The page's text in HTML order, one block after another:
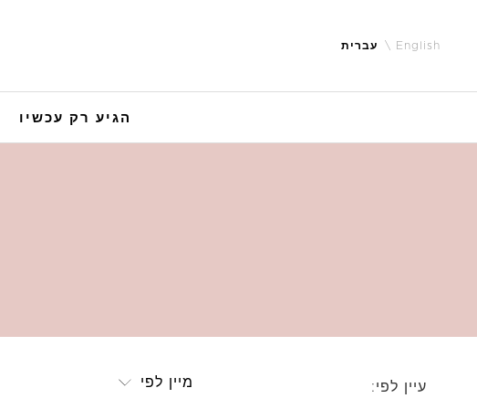
English עברית
הגיע רק עכשיו
עיין לפי: מיין לפי